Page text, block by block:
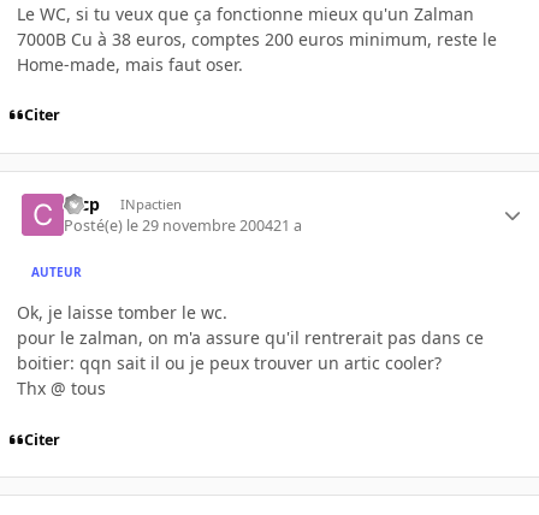
Le WC, si tu veux que ça fonctionne mieux qu'un Zalman
7000B Cu à 38 euros, comptes 200 euros minimum, reste le
Home-made, mais faut oser.
Citer
cccp INpactien
Posté(e) le 29 novembre 200421 a
AUTEUR
Ok, je laisse tomber le wc.
pour le zalman, on m'a assure qu'il rentrerait pas dans ce
boitier: qqn sait il ou je peux trouver un artic cooler?
Thx @ tous
Citer